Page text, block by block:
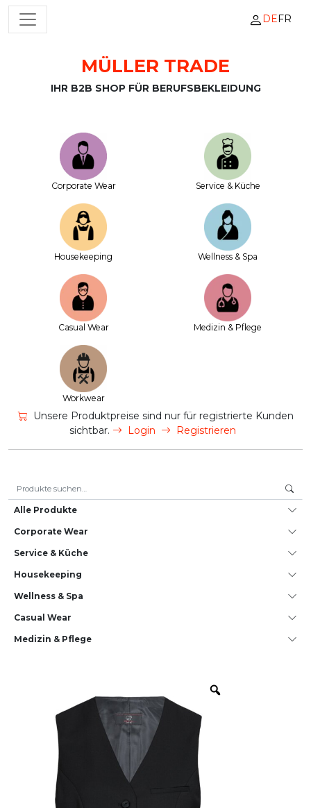
Zum Inhalt springen
HAUPTNAVIGATION DEFR
MÜLLER TRADE
IHR B2B SHOP FÜR BERUFSBEKLEIDUNG
Corporate Wear Service & Küche
House­keeping Wellness & Spa
Casual Wear Medizin & Pflege
Workwear
Unsere Produktpreise sind nur für registrierte Kunden
sichtbar.
Login Registrieren
Alle Produkte
Corporate Wear
Service & Küche
House­keeping
Wellness & Spa
Casual Wear
Medizin & Pflege